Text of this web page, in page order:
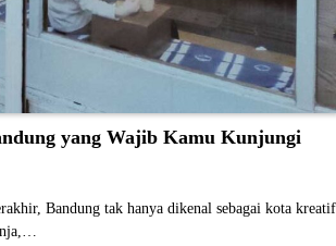
yang Wajib Kamu Kunjungi
Bandung tak hanya dikenal sebagai kota kreatif